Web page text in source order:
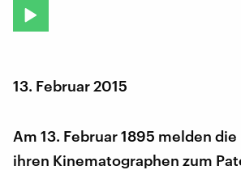
13. Februar 2015
Am 13. Februar 1895 melden
ihren Kinematographen zum